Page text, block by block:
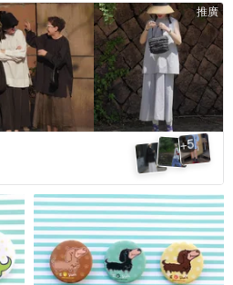
推廣
+5